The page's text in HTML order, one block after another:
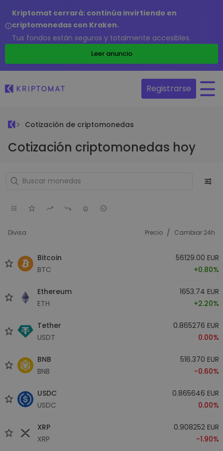
Kriptomat cerrará: continúa invirtiendo en
criptomonedas con Kraken.
Tus fondos están seguros y totalmente accesibles.
Leer anuncio
Registrarse
Cotización de criptomonedas
Cotización criptomonedas hoy
Divisa Precio / Cambiar 24h
Bitcoin
BTC
56129.00 EUR
+0.80%
Ethereum
ETH
1653.74 EUR
+2.20%
Tether
USDT
0.865276 EUR
0.00%
BNB
BNB
516.370 EUR
-0.60%
USDC
USDC
0.865646 EUR
0.00%
XRP
XRP
0.908252 EUR
-1.90%